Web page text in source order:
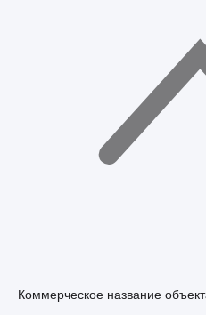
Коммерческое название